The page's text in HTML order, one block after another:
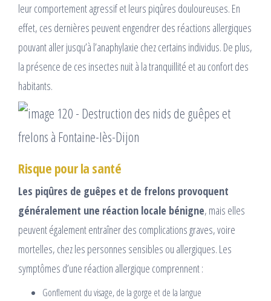
leur comportement agressif et leurs piqûres douloureuses. En
effet, ces dernières peuvent engendrer des réactions allergiques
pouvant aller jusqu’à l’anaphylaxie chez certains individus. De plus,
la présence de ces insectes nuit à la tranquillité et au confort des
habitants.
Risque pour la santé
Les piqûres de guêpes et de frelons provoquent
généralement une réaction locale bénigne, mais elles
peuvent également entraîner des complications graves, voire
mortelles, chez les personnes sensibles ou allergiques. Les
symptômes d’une réaction allergique comprennent :
Gonflement du visage, de la gorge et de la langue